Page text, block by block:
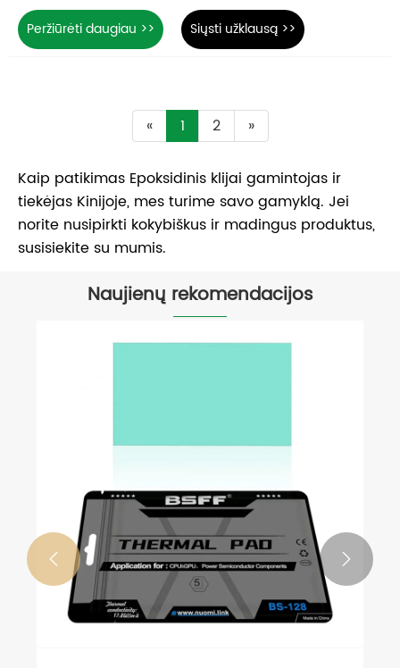
Peržiūrėti daugiau >> Siųsti užklausą >>
« 1 2 »
Kaip patikimas Epoksidinis klijai gamintojas ir
tiekėjas Kinijoje, mes turime savo gamyklą. Jei
norite nusipirkti kokybiškus ir madingus produktus,
susisiekite su mumis.
Naujienų rekomendacijos
 